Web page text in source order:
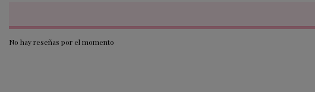
No hay reseñas por el momento